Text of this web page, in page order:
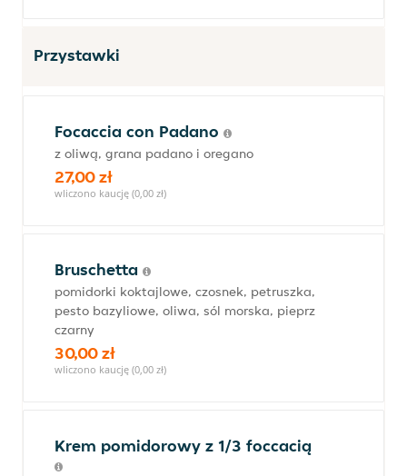
Przystawki
Focaccia con Padano
z oliwą, grana padano i oregano
27,00 zł
wliczono kaucję (0,00 zł)
Bruschetta
pomidorki koktajlowe, czosnek, petruszka,
pesto bazyliowe, oliwa, sól morska, pieprz
czarny
30,00 zł
wliczono kaucję (0,00 zł)
Krem pomidorowy z 1/3 foccacią